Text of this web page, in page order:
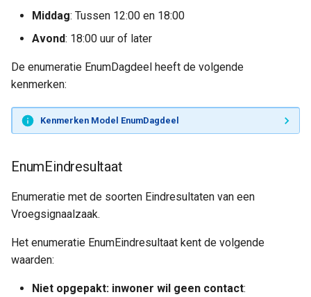
Middag: Tussen 12:00 en 18:00
Avond: 18:00 uur of later
De enumeratie EnumDagdeel heeft de volgende
kenmerken:
Kenmerken Model EnumDagdeel
EnumEindresultaat
Enumeratie met de soorten Eindresultaten van een
Vroegsignaalzaak.
Het enumeratie EnumEindresultaat kent de volgende
waarden:
Niet opgepakt: inwoner wil geen contact: